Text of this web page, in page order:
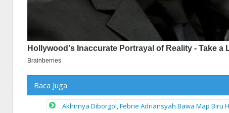
Baca Juga
Akhirnya Diborgol, Febrie Adriansyah Bawa Map Biru